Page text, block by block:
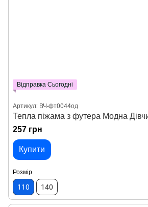
Відправка Сьогодні
Артикул: ВЧ-фт0044од
Тепла піжама з футера Модна
257 грн
Купити
Розмір
110 140